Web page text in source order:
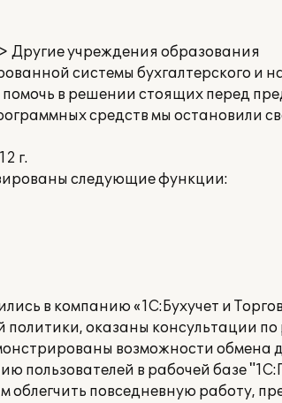
учреждения образования
системы бухгалтерского и
в решении стоящих перед
средств мы остановили
г.
следующие функции:
в компанию «1С:Бухучет и
оказаны консультации
возможности обмена
пользователей в рабочей базе
облегчить повседневную работу,